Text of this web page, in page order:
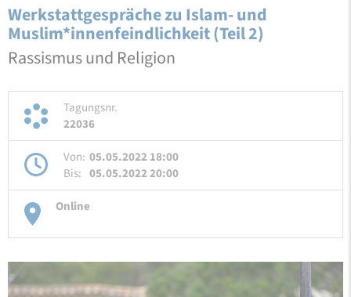
Werkstattgespräche zu Islam- und
Muslim*innenfeindlichkeit (Teil 2)
Rassismus und Religion
Tagungsnr.
22036
Von: 05.05.2022 18:00
Bis: 05.05.2022 20:00
Online